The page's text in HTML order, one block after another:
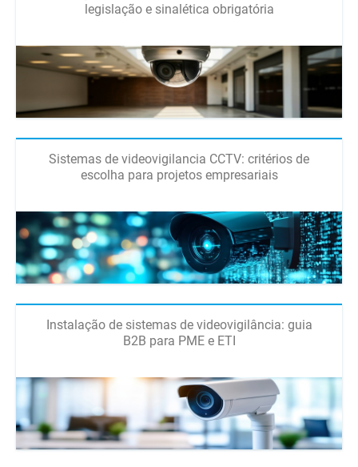
legislação e sinalética obrigatória
Sistemas de videovigilancia CCTV: critérios de
escolha para projetos empresariais
Instalação de sistemas de videovigilância: guia
B2B para PME e ETI